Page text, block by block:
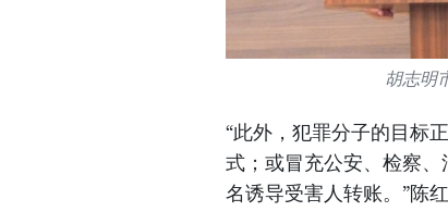
胡志明
“此外，犯罪分子的目标
式；或冒充公安、检察、
名诱导受害人转账。”陈